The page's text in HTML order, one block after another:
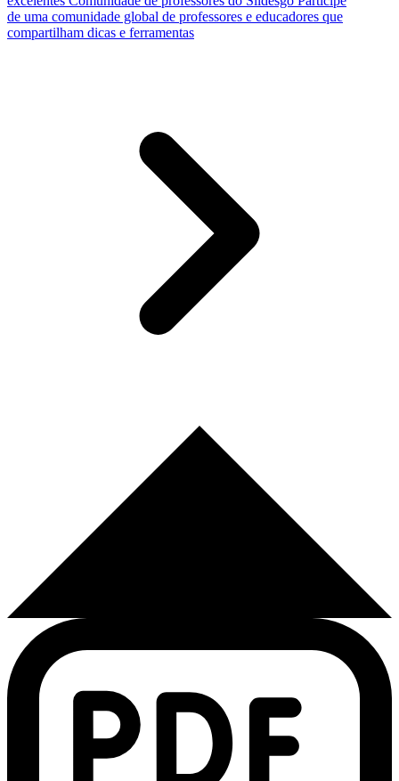
de uma comunidade global de professores e educadores que
compartilham dicas e ferramentas